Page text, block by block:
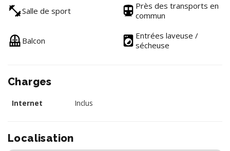
Salle de sport
Près des transports en
commun
Balcon
Entrées laveuse /
sécheuse
Charges
Internet Inclus
Localisation